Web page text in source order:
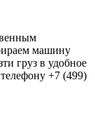
машину
груз в удобное
+7 (499)